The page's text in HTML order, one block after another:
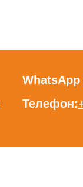
Телефон: